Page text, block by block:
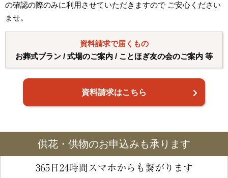
の確認の際のみに利用させていただきますので ご安心ください
ませ。
資料請求で届くもの
お葬式プラン / 式場のご案内 / ことほぎ友の会のご案内 等
資料請求はこちら
供花・供物のお申込みも承ります